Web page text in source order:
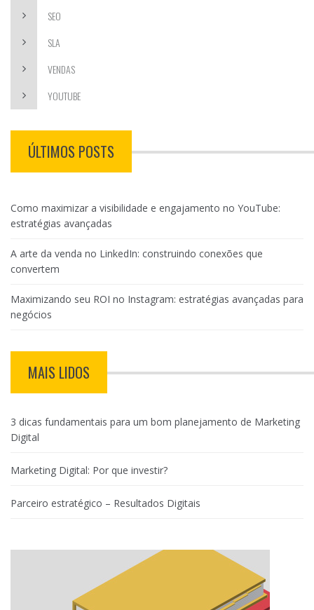
SEO
SLA
VENDAS
YOUTUBE
ÚLTIMOS POSTS
Como maximizar a visibilidade e engajamento no YouTube:
estratégias avançadas
A arte da venda no LinkedIn: construindo conexões que
convertem
Maximizando seu ROI no Instagram: estratégias avançadas para
negócios
MAIS LIDOS
3 dicas fundamentais para um bom planejamento de Marketing
Digital
Marketing Digital: Por que investir?
Parceiro estratégico – Resultados Digitais